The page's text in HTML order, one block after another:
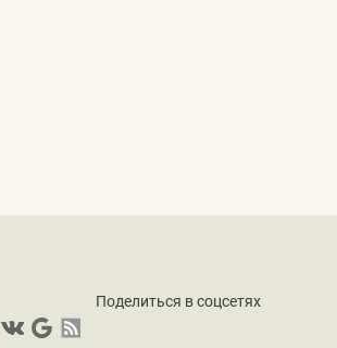
Поделиться в соцсетях